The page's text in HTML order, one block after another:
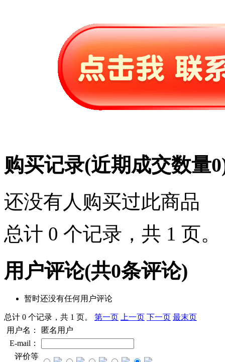
购买记录(近期成交数量0
还没有人购买过此商品
总计 0 个记录，共 1 页。
用户评论(共0条评论)
暂时还没有任何用户评论
总计 0 个记录，共 1 页。 第一页 上一页 下一页 最末页
用户名：
匿名用户
E-mail：
评价等